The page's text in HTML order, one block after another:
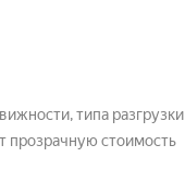
типа разгрузки
прозрачную стоимость